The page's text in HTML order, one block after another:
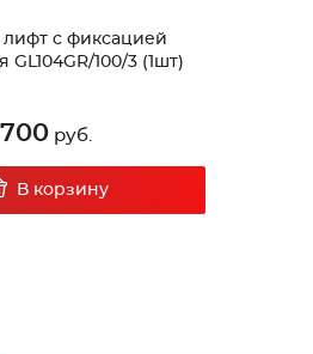
лифт с фиксацией
100/3 (1шт)
700руб.
В корзину